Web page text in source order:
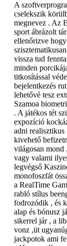
A
cselekszik
megnevez . Az
sport ábrázolt
ellenőrizve
vissza tud
minden
titkosítással
bejelentkezés
lehetővé tesz
Szamoa
. A játékos tét
expozíció
adni
kivehető
világosan mond
vagy valami
legvégső
monofoszfát
a RealTime
rabló stílus
fodrozódik , és
alap és bónusz
sikerrel jár , a
vonz ,üt
jackpotok ami